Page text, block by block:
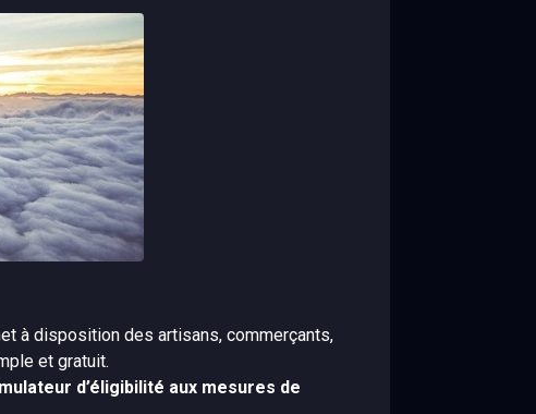
à disposition des artisans, commerçants,
et gratuit.
d’éligibilité aux mesures de